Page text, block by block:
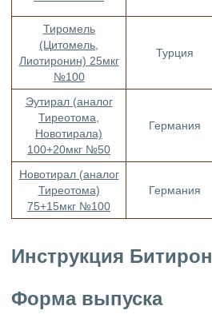
Тиромель
(Цитомель,
Лиотиронин) 25мкг
№100
Турция
Эутирал (аналог
Тиреотома,
Новотирала)
100+20мкг №50
Германия
Новотирал (аналог
Тиреотома)
75+15мкг №100
Германия
Инструкция Битирон
Форма выпуска